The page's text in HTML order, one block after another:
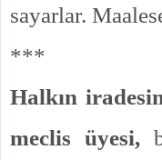
sayarlar.
***
Halkın
meclis üyesi,